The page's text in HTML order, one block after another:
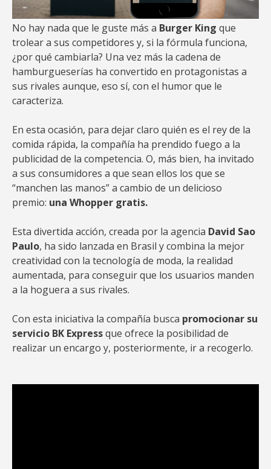
No hay nada que le guste más a Burger King que
trolear a sus competidores y, si la fórmula funciona,
¿por qué cambiarla? Una vez más la cadena de
hamburgueserías ha convertido en protagonistas a
sus rivales aunque, eso sí, con el humor que le
caracteriza.
En esta ocasión, para dejar claro quién es el rey de la
comida rápida, la compañía ha prendido fuego a la
publicidad de la competencia. O, más bien, ha invitado
a sus consumidores a que sean ellos los que se
“manchen las manos” a cambio de un delicioso
premio: una Whopper gratis.
Esta divertida acción, creada por la agencia David Sao
Paulo, ha sido lanzada en Brasil y combina la mejor
creatividad con la tecnología de moda, la realidad
aumentada, para conseguir que los usuarios manden
a la hoguera a sus rivales.
Con esta iniciativa la compañía busca promocionar su
servicio BK Expressque ofrece la posibilidad de
realizar un encargo y, posteriormente, ir a recogerlo.